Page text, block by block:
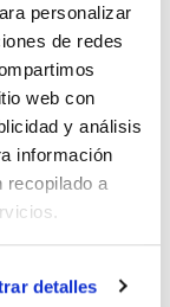
personalizar
de redes
web con
y análisis
información
recopilado a
detalles
Volumen
Precio
Comprar